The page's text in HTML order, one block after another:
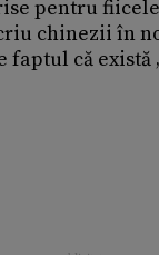
pentru
chinezii în
faptul că